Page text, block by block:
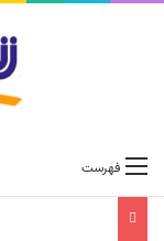
فهرست